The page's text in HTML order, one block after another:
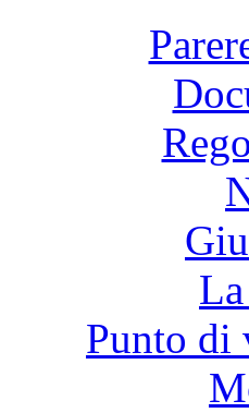
Punto di